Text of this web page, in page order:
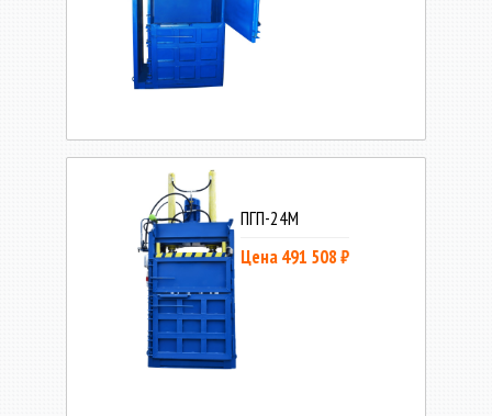
ПГП-24М
Цена 491 508 ₽